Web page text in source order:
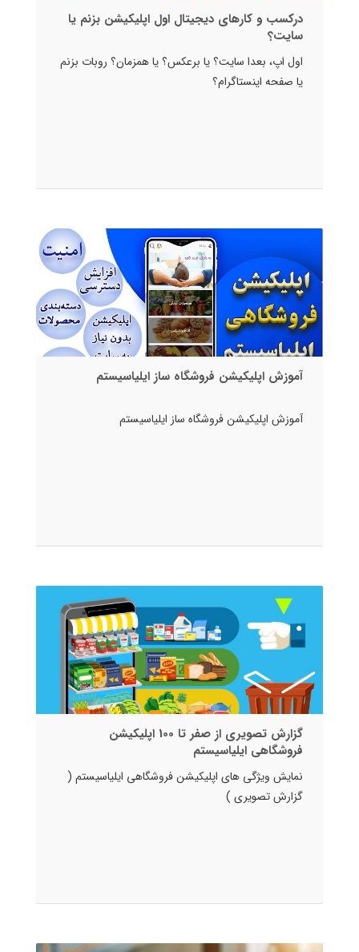
درکسب و کارهای دیجیتال اول اپلیکیشن بزنم یا
سایت؟
اول اپ، بعدا سایت؟ یا برعکس؟ یا همزمان؟ روبات بزنم
یا صفحه اینستاگرام؟
آموزش اپلیکیشن فروشگاه ساز ایلیاسیستم
آموزش اپلیکیشن فروشگاه ساز ایلیاسیستم
گزارش تصویری از صفر تا 100 اپلیکیشن
فروشگاهی ایلیاسیستم
نمایش ویژگی های اپلیکیشن فروشگاهی ایلیاسیستم (
گزارش تصویری )